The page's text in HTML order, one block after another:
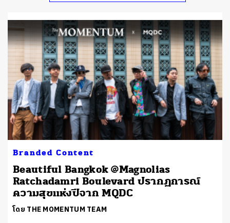
Branded Content
Beautiful Bangkok @Magnolias
Ratchadamri Boulevard ปรากฏการณ์
ความสุขแห่งปีจาก MQDC
โดย THE MOMENTUM TEAM